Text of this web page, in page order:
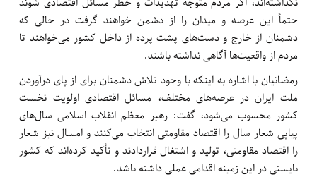
حتماً این عرصه و میدان را از دشمن خواهند گرفت در حالی که
دشمنان از خارج و دست‌های پشت پرده از داخل کشور می‌خواهند تا
مردم از واقعیت‌ها آگاهی نداشته باشند.
رمضانیان با اشاره به اینکه با وجود تلاش دشمنان برای از پای درآوردن
ملت ایران در عرصه‌های مختلف، مسائل اقتصادی اولویت نخست
کشور محسوب می‌شود، گفت: رهبر معظم انقلاب اسلامی سال‌های
پیاپی شعار سال را اقتصاد مقاومتی انتخاب می‌کنند و امسال نیز شعار
را اقتصاد مقاومتی، تولید و اشتغال قراردادند و تأکید کرده‌اند که کشور
بایستی در این زمینه اقدامی عملی داشته باشد.